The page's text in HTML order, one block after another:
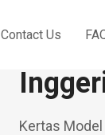
Contact Us
Kertas